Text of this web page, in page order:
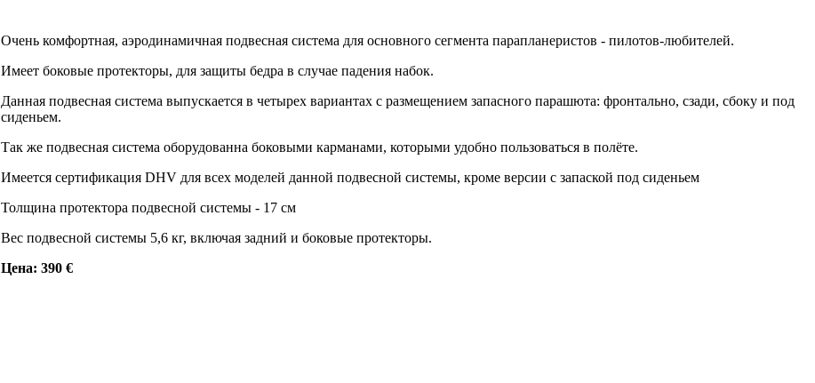
Очень комфортная, аэродинамичная подвесная система для основного сегмента парапланеристов - пилотов-любителей.
Имеет боковые протекторы, для защиты бедра в случае падения набок.
Данная подвесная система выпускается в четырех вариантах с размещением запасного парашюта: фронтально, сзади, сбоку и под
сиденьем.
Так же подвесная система оборудованна боковыми карманами, которыми удобно пользоваться в полёте.
Имеется сертификация DHV для всех моделей данной подвесной системы, кроме версии с запаской под сиденьем
Толщина протектора подвесной системы - 17 см
Вес подвесной системы 5,6 кг, включая задний и боковые протекторы.
Цена: 390 €